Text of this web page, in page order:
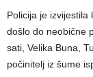
Policija je izvijestila
došlo do neobične
sati, Velika Buna,
počinitelj iz šume